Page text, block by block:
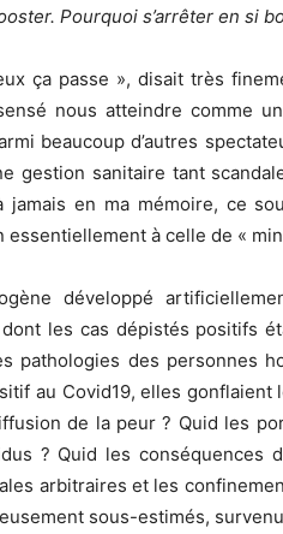
Pourquoi s’arrêter en si
ça passe », disait très
nous atteindre comme
beaucoup d’autres
gestion sanitaire tant
jamais en ma mémoire, ce
à celle de «
développé
les cas dépistés positifs
pathologies des personnes
au Covid19, elles
de la peur ? Quid les
? Quid les conséquences
arbitraires et les
sous-estimés,